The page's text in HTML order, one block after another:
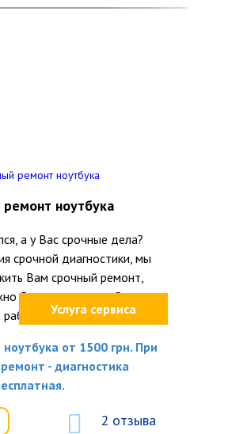
Услуга сервиса
ноутбука
а у Вас срочные дела?
срочной диагностики, мы
Вам срочный ремонт,
быстрее вернуть Ваш
рабочее состояние.
от 1500 грн. При
ремонт - диагностика
2 отзыва